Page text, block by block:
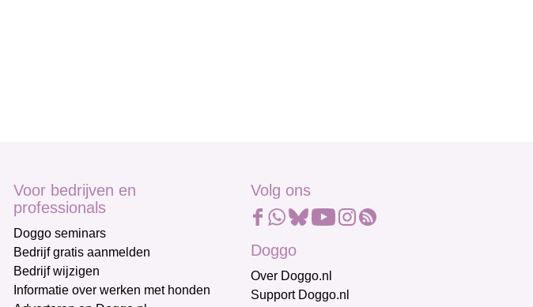
Voor bedrijven en
professionals
Doggo seminars
Bedrijf gratis aanmelden
Bedrijf wijzigen
Informatie over werken met honden
Volg ons
Doggo
Over Doggo.nl
Support Doggo.nl